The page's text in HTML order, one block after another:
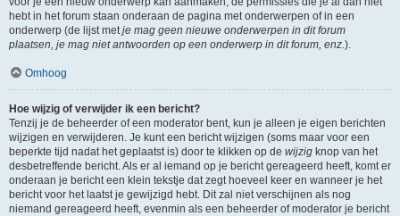
hebt in het forum staan onderaan de pagina met onderwerpen of in een
onderwerp (de lijst metje mag geen nieuwe onderwerpen in dit forum
plaatsen, je mag niet antwoorden op een onderwerp in dit forum, enz.).
Omhoog
Hoe wijzig of verwijder ik een bericht?
Tenzij je de beheerder of een moderator bent, kun je alleen je eigen berichten
wijzigen en verwijderen. Je kunt een bericht wijzigen (soms maar voor een
beperkte tijd nadat het geplaatst is) door te klikken op de wijzig knop van het
desbetreffende bericht. Als er al iemand op je bericht gereageerd heeft, komt er
onderaan je bericht een klein tekstje dat zegt hoeveel keer en wanneer je het
bericht voor het laatst je gewijzigd hebt. Dit zal niet verschijnen als nog
niemand gereageerd heeft, evenmin als een beheerder of moderator je bericht